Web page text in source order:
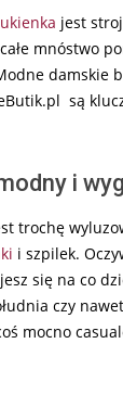
jest
mnóstwo
damskie
są
i
trochę
i szpilek.
się na co
czy
mocno